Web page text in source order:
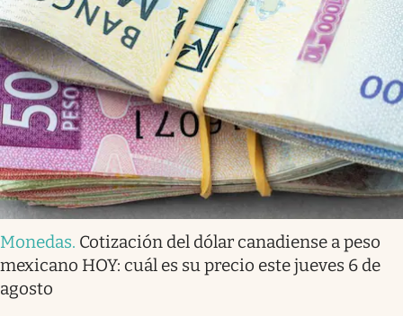
Monedas. Cotización del dólar canadiense a peso
mexicano HOY: cuál es su precio este jueves 6 de
agosto